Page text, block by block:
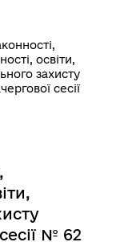
освіти,
захисту
сесії
№ 62